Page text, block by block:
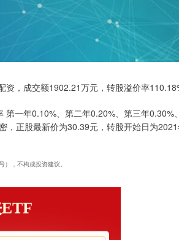
，成交额1902.21万元，转股溢价率
第一年0.10%、第二年0.20%、第三年0.30%
，正股最新价为30.39元，转股开始日为
，不构成投资建议。
深证成指 14311.01